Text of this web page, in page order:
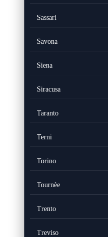
Sassari
Savona
Siena
Siracusa
Taranto
Terni
Torino
Tournèe
Trento
Treviso